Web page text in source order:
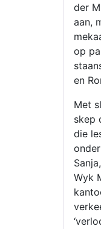
der
aan,
op
en
Met
skep
die
Wyk